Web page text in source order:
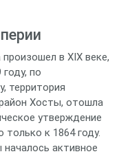
в XIX веке,
по
территория
Хосты, отошла
утверждение
к 1864 году.
активное